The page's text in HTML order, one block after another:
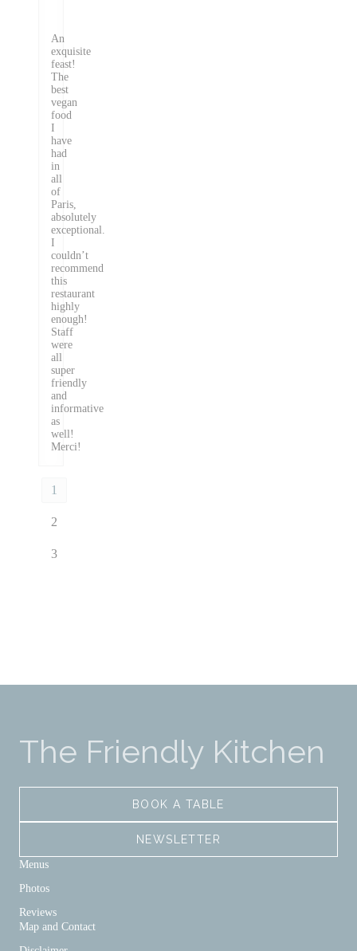
An
exquisite
feast!
The
best
vegan
food
I
have
had
in
all
of
Paris,
absolutely
exceptional.
I
couldn’t
recommend
this
restaurant
highly
enough!
Staff
were
all
super
friendly
and
informative
as
well!
Merci!
1
2
3
The Friendly Kitchen
BOOK A TABLE
NEWSLETTER
Menus
Photos
Reviews
Map and Contact